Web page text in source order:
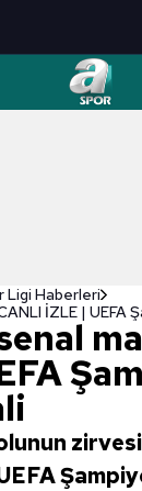
Ligi Haberleri
İZLE | UEFA